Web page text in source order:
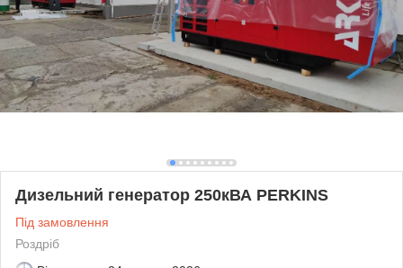
Дизельний генератор 250кВА PERKINS
Під замовлення
Роздріб